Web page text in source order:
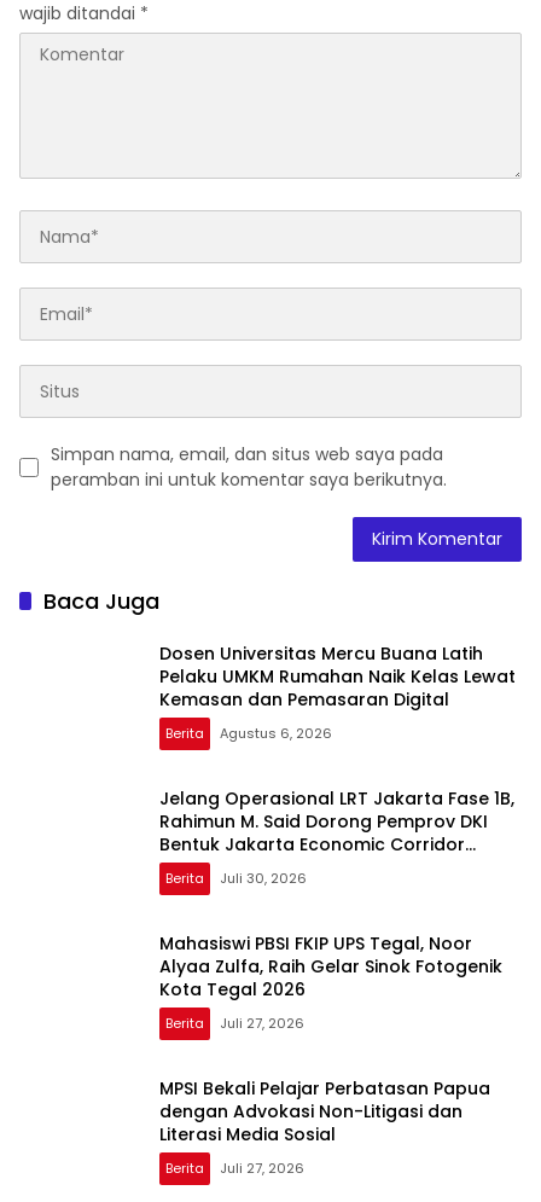
wajib ditandai *
Simpan nama, email, dan situs web saya pada
peramban ini untuk komentar saya berikutnya.
Baca Juga
Dosen Universitas Mercu Buana Latih
Pelaku UMKM Rumahan Naik Kelas Lewat
Kemasan dan Pemasaran Digital
Berita Agustus 6, 2026
Jelang Operasional LRT Jakarta Fase 1B,
Rahimun M. Said Dorong Pemprov DKI
Bentuk Jakarta Economic Corridor
Initiative
Berita Juli 30, 2026
Mahasiswi PBSI FKIP UPS Tegal, Noor
Alyaa Zulfa, Raih Gelar Sinok Fotogenik
Kota Tegal 2026
Berita Juli 27, 2026
MPSI Bekali Pelajar Perbatasan Papua
dengan Advokasi Non-Litigasi dan
Literasi Media Sosial
Berita Juli 27, 2026